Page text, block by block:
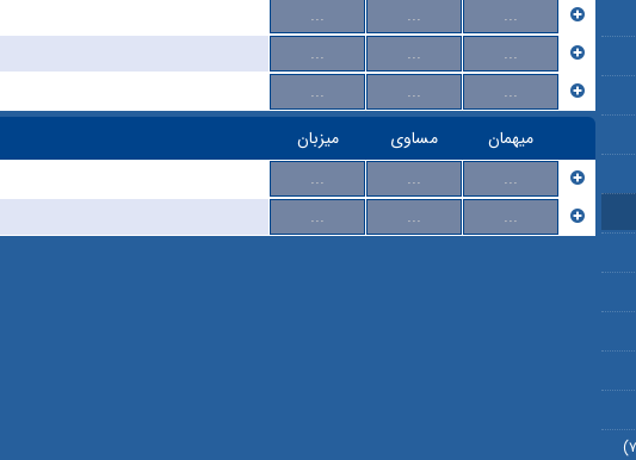
... ...
...
... ...
...
... ...
...
میزبان مساوی
میهمان
... ...
...
... ... ...